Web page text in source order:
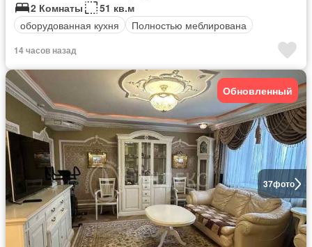
2 Комнаты
51 кв.м
оборудованная кухня
Полностью меблирована
14 часов назад
37фото
Обновленный